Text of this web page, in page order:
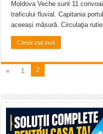
Moldova Veche sunt 11
traficului fluvial. Capitania
aceeași măsură. Circulaţia
Citeste mai mult
« 1 2